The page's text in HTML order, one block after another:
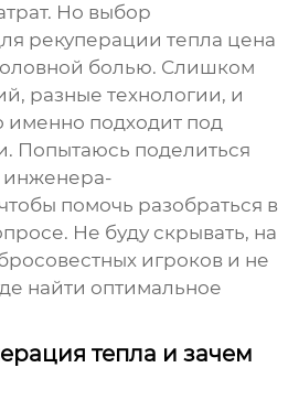
Но выбор
рекуперации тепла цена
болью. Слишком
разные технологии, и
именно подходит под
Попытаюсь поделиться
инженера-
помочь разобраться в
Не буду скрывать, на
игроков и не
найти оптимальное
тепла и зачем